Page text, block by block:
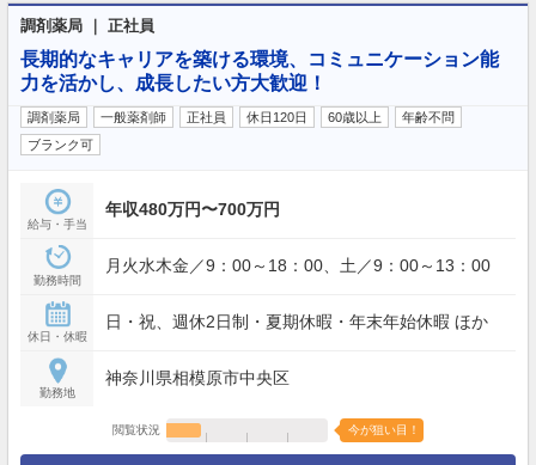
調剤薬局 ｜ 正社員
長期的なキャリアを築ける環境、コミュニケーション能
力を活かし、成長したい方大歓迎！
調剤薬局 一般薬剤師 正社員 休日120日 60歳以上
年齢不問
ブランク可
給与・手当
年収480万円〜700万円
勤務時間
月火水木金／9：00～18：00、土／9：00～13：00
休日・休暇
日・祝、週休2日制・夏期休暇・年末年始休暇 ほか
勤務地
神奈川県相模原市中央区
閲覧状況 今が狙い目！